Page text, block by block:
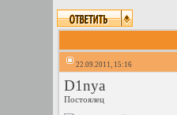
22.09.2011, 15:16
D1nya
Постоялец